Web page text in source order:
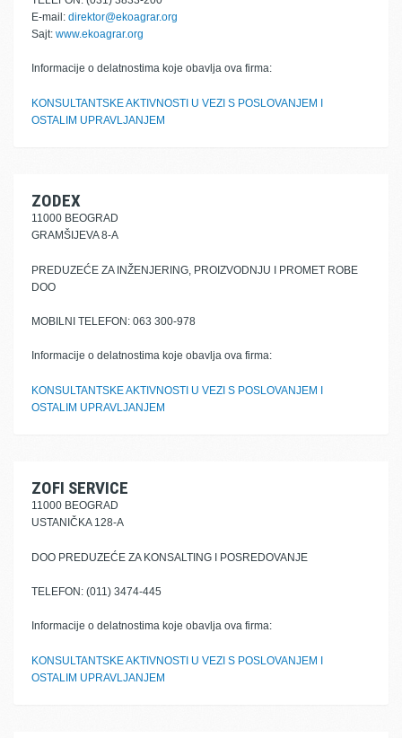
E-mail: direktor@ekoagrar.org
Sajt: www.ekoagrar.org
Informacije o delatnostima koje obavlja ova firma:
KONSULTANTSKE AKTIVNOSTI U VEZI S POSLOVANJEM I
OSTALIM UPRAVLJANJEM
ZODEX
11000 BEOGRAD
GRAMŠIJEVA 8-A
PREDUZEĆE ZA INŽENJERING, PROIZVODNJU I PROMET ROBE
DOO
MOBILNI TELEFON: 063 300-978
Informacije o delatnostima koje obavlja ova firma:
KONSULTANTSKE AKTIVNOSTI U VEZI S POSLOVANJEM I
OSTALIM UPRAVLJANJEM
ZOFI SERVICE
11000 BEOGRAD
USTANIČKA 128-A
DOO PREDUZEĆE ZA KONSALTING I POSREDOVANJE
TELEFON: (011) 3474-445
Informacije o delatnostima koje obavlja ova firma:
KONSULTANTSKE AKTIVNOSTI U VEZI S POSLOVANJEM I
OSTALIM UPRAVLJANJEM